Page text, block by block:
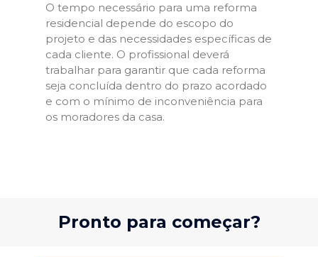
O tempo necessário para uma reforma
residencial depende do escopo do
projeto e das necessidades específicas de
cada cliente. O profissional deverá
trabalhar para garantir que cada reforma
seja concluída dentro do prazo acordado
e com o mínimo de inconveniência para
os moradores da casa.
Pronto para começar?